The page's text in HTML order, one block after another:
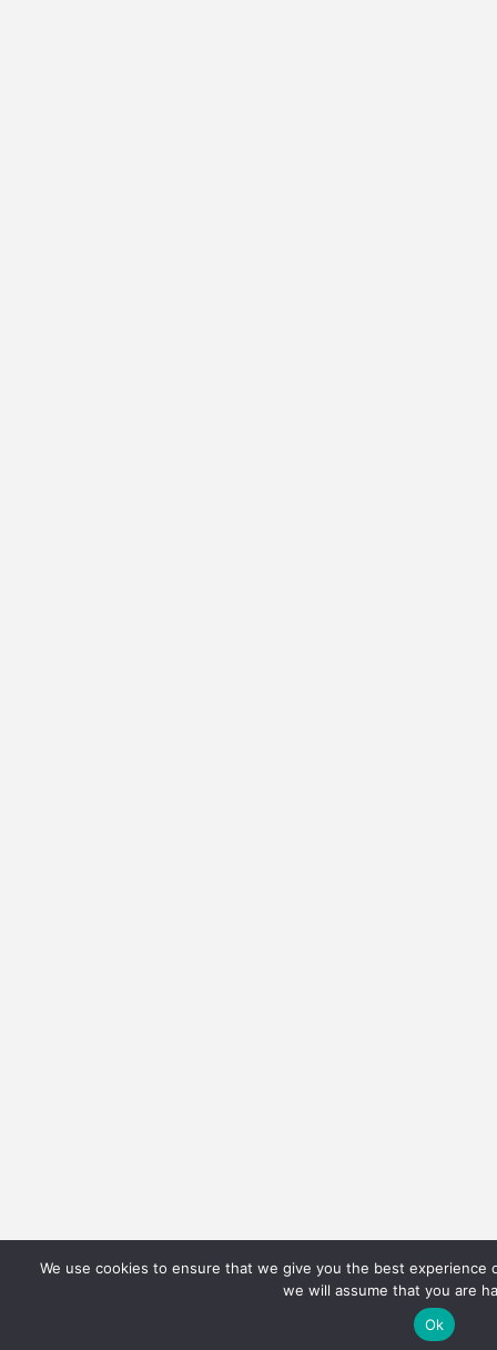
We use cookies to ensure that we give you the best
we will assume that you are
Ok